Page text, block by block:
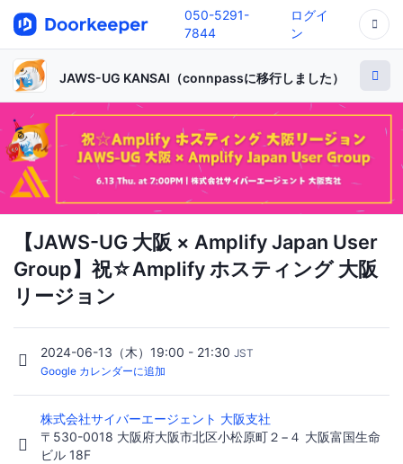
050-5291-
7844
ログイ
ン
JAWS-UG KANSAI（connpassに移行しました）
【JAWS-UG 大阪 × Amplify Japan User
Group】祝☆Amplify ホスティング 大阪
リージョン
2024-06-13（木）19:00 - 21:30 JST
Google カレンダーに追加
株式会社サイバーエージェント 大阪支社
〒530-0018 大阪府大阪市北区小松原町２−４ 大阪富国生命
ビル 18F